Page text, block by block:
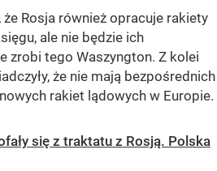
że Rosja również opracuje rakiety
ale nie będzie ich
zrobi tego Waszyngton. Z kolei
że nie mają bezpośrednich
rakiet lądowych w Europie.
się z traktatu z Rosją. Polska